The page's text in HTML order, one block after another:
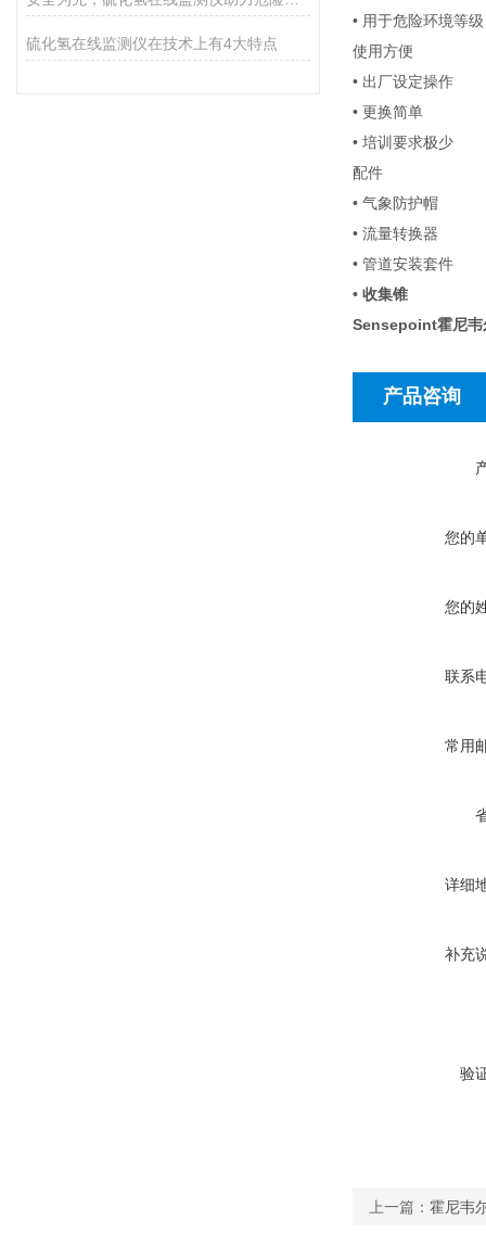
硫化氢在线监测仪在技术上有4大特点
• 用于危险环境等
使用方便
• 出厂设定操作
• 更换简单
• 培训要求极少
配件
• 气象防护帽
• 流量转换器
• 管道安装套件
• 收集锥
Sensepoint霍尼韦
产品咨询
您的
您的
联系
常用
详细
补充
验
上一篇： 霍尼韦